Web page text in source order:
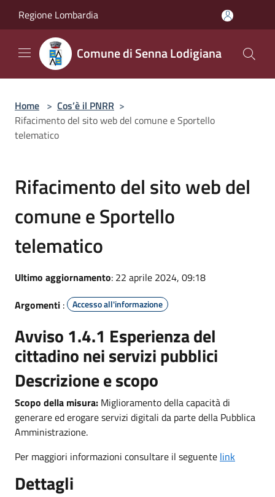
Regione Lombardia
Comune di Senna Lodigiana
Home > Cos’è il PNRR >
Rifacimento del sito web del comune e Sportello
telematico
Rifacimento del sito web del
comune e Sportello
telematico
Ultimo aggiornamento: 22 aprile 2024, 09:18
Argomenti : Accesso all'informazione
Avviso 1.4.1 Esperienza del
cittadino nei servizi pubblici
Descrizione e scopo
Scopo della misura: Miglioramento della capacità di
generare ed erogare servizi digitali da parte della Pubblica
Amministrazione.
Per maggiori informazioni consultare il seguente link
Dettagli